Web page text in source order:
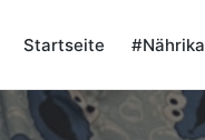
Startseite #Nährika